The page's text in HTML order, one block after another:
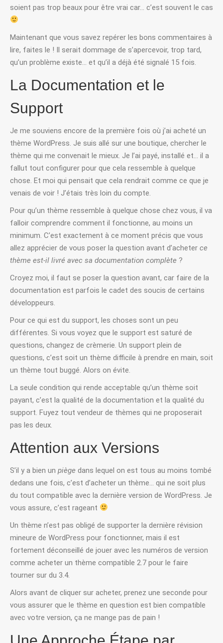
soient pas trop beaux pour être vrai car… c’est souvent le cas
Maintenant que vous savez repérer les bons commentaires à
lire, faites le ! Il serait dommage de s’apercevoir, trop tard,
qu’un problème existe… et qu’il a déjà été signalé 15 fois.
La Documentation et le
Support
Je me souviens encore de la première fois où j’ai acheté un
thème WordPress. Je suis allé sur une boutique, chercher le
thème qui me convenait le mieux. Je l’ai payé, installé et… il a
fallut tout configurer pour que cela ressemble à quelque
chose. Et moi qui pensait que cela rendrait comme ce que je
venais de voir ! J’étais très loin du compte.
Pour qu’un thème ressemble à quelque chose chez vous, il va
falloir comprendre comment il fonctionne, au moins un
minimum. C’est exactement à ce moment précis que vous
allez apprécier de vous poser la question avant d’acheter ce
thème est-il livré avec sa documentation complète ?
Croyez moi, il faut se poser la question avant, car faire de la
documentation est parfois le cadet des soucis de certains
développeurs.
Pour ce qui est du support, les choses sont un peu
différentes. Si vous voyez que le support est saturé de
questions, changez de crèmerie. Un support plein de
questions, c’est soit un thème difficile à prendre en main, soit
un thème tout buggé. Alors on évite.
La seule condition qui rende acceptable qu’un thème soit
payant, c’est la qualité de la documentation et la qualité du
support. Fuyez tout vendeur de thèmes qui ne proposerait
pas les deux.
Attention aux Versions
S’il y a bien un piège dans lequel on est tous au moins tombé
dedans une fois, c’est d’acheter un thème… qui ne soit plus
du tout compatible avec la dernière version de WordPress. Je
vous assure, c’est rageant
Un thème n’est pas obligé de supporter la dernière révision
mineure de WordPress pour fonctionner, mais il est
fortement déconseillé de jouer avec les numéros de version
comme acheter un thème compatible 2.7 pour le faire
tourner sur du 3.4.
Alors avant de cliquer sur acheter, prenez une seconde pour
vous assurer que le thème en question est bien compatible
avec votre version, ça ne mange pas de pain !